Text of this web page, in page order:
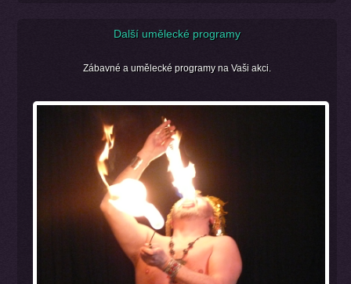
Další umělecké programy
Zábavné a umělecké programy na Vaši akci.